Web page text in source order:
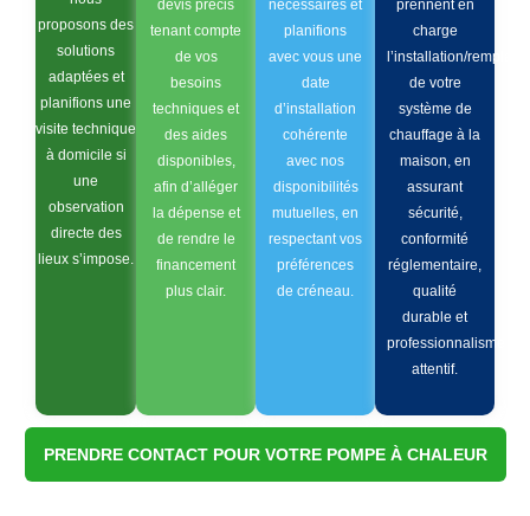
proposons des
solutions
adaptées et
planifions une
visite technique
à domicile si
une
observation
directe des
lieux s’impose.
devis précis
tenant compte
de vos
besoins
techniques et
des aides
disponibles,
afin d’alléger
la dépense et
de rendre le
financement
plus clair.
nécessaires et
planifions
avec vous une
date
d’installation
cohérente
avec nos
disponibilités
mutuelles, en
respectant vos
préférences
de créneau.
prennent en
charge
l’installation/
de votre
système de
chauffage à la
maison, en
assurant
sécurité,
conformité
réglementaire,
qualité
durable et
professionnalisme
attentif.
PRENDRE CONTACT POUR VOTRE POMPE À CHALEUR